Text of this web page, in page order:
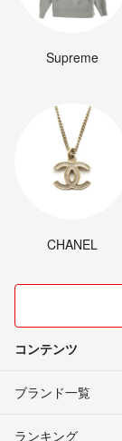
Supreme
CHANEL
コンテンツ
ブランド一覧
ランキング